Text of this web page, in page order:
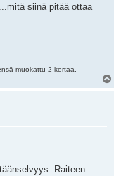
siinä pitää ottaa
muokattu 2 kertaa.
Raiteen